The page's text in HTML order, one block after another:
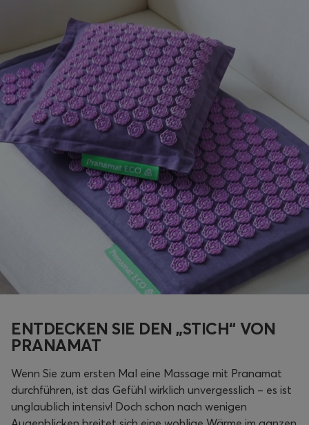
ENTDECKEN SIE DEN „STICH“ VON
PRANAMAT
Wenn Sie zum ersten Mal eine Massage mit Pranamat
durchführen, ist das Gefühl wirklich unvergesslich – es ist
unglaublich intensiv! Doch schon nach wenigen